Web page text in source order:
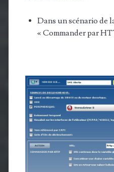
Dans un scénario de
« Commander par